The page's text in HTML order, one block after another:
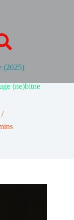
(2025)
(ne)bitne